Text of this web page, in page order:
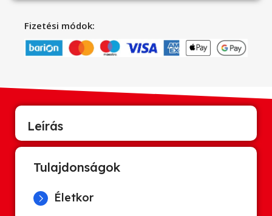
Fizetési módok:
Leírás
Tulajdonságok
Életkor